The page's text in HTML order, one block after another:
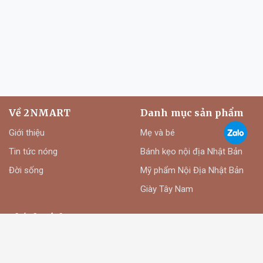
Về 2NMART
Giới thiệu
Tin tức nóng
Đời sống
Danh mục sản phẩm
Mẹ và bé
Bánh kẹo nội địa Nhật Bản
Mỹ phẩm Nội Địa Nhật Bản
Giày Tây Nam
Chính sách